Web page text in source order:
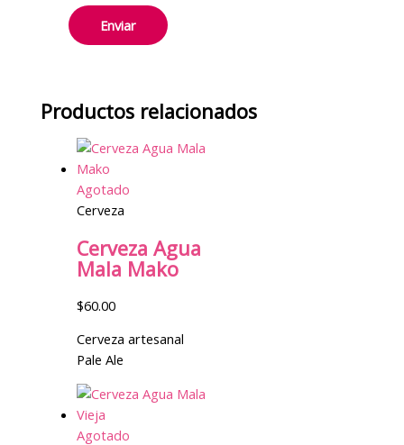
Productos relacionados
Agotado
Cerveza
Cerveza Agua
Mala Mako
$60.00
Cerveza artesanal
Pale Ale
Agotado